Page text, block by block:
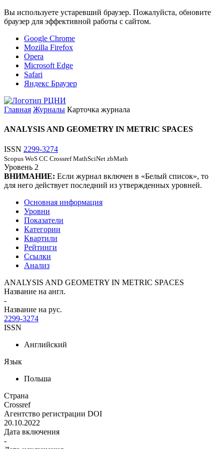
Вы используете устаревший браузер. Пожалуйста, обновите
браузер для эффективной работы с сайтом.
Google Chrome
Mozilla Firefox
Opera
Microsoft Edge
Safari
Яндекс Браузер
Главная Журналы Карточка журнала
ANALYSIS AND GEOMETRY IN METRIC SPACES
ISSN 2299-3274
Scopus WoS CC Crossref MathSciNet zbMath
Уровень 2
ВНИМАНИЕ: Если журнал включен в «Белый список», то
для него действует последний из утвержденных уровней.
Основная информация
Уровни
Показатели
Категории
Квартили
Рейтинги
Ссылки
Анализ
ANALYSIS AND GEOMETRY IN METRIC SPACES
Название на англ.
-
Название на рус.
2299-3274
ISSN
Английский
Язык
Польша
Страна
Crossref
Агентство регистрации DOI
20.10.2022
Дата включения
-